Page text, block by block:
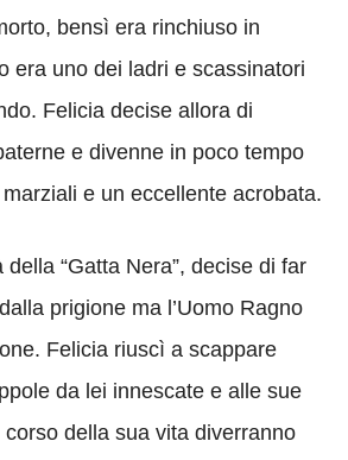
bensì era rinchiuso in
era uno dei ladri e scassinatori
Felicia decise allora di
e divenne in poco tempo
e un eccellente acrobata.
della “Gatta Nera”, decise di far
prigione ma l’Uomo Ragno
Felicia riuscì a scappare
da lei innescate e alle sue
della sua vita diverranno